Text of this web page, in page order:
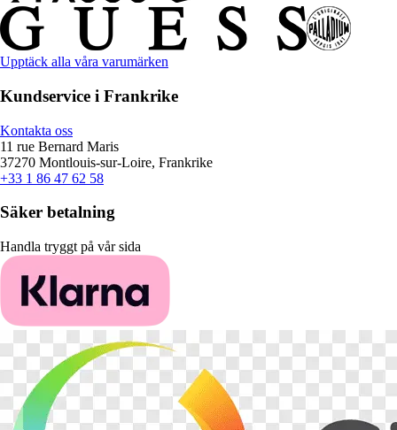
Upptäck alla våra varumärken
Kundservice i Frankrike
Kontakta oss
11 rue Bernard Maris
37270 Montlouis-sur-Loire, Frankrike
+33 1 86 47 62 58
Säker betalning
Handla tryggt på vår sida